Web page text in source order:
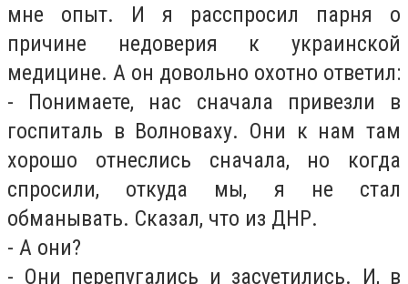
мне опыт. И я расспросил парня о
причине недоверия к украинской
медицине. А он довольно охотно ответил:
- Понимаете, нас сначала привезли в
госпиталь в Волноваху. Они к нам там
хорошо отнеслись сначала, но когда
спросили, откуда мы, я не стал
обманывать. Сказал, что из ДНР.
- А они?
- Они перепугались и засуетились. И, в